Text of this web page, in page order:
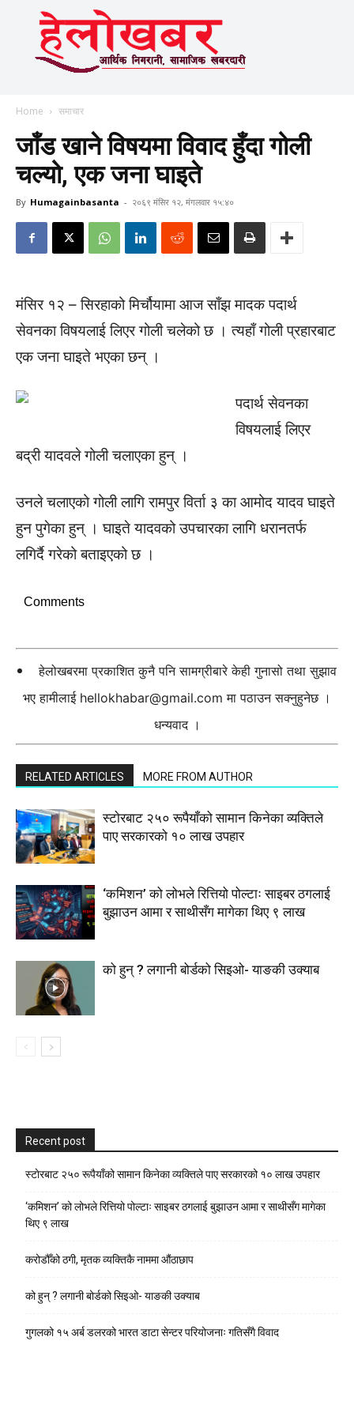
Home समाचार
जाँड खाने विषयमा विवाद हुँदा गोली
चल्यो, एक जना घाइते
By Humagainbasanta - २०६९ मंसिर १२, मंगलवार १५:४०
मंसिर १२ – सिरहाको मिर्चौयामा आज साँझ मादक पदार्थ
सेवनका विषयलाई लिएर गोली चलेको छ । त्यहाँ गोली प्रहारबाट
एक जना घाइते भएका छन् ।
पदार्थ सेवनका
विषयलाई लिएर
बद्री यादवले गोली चलाएका हुन् ।
उनले चलाएको गोली लागि रामपुर विर्ता ३ का आमोद यादव घाइते
हुन पुगेका हुन् । घाइते यादवको उपचारका लागि धरानतर्फ
लगिर्दै गरेको बताइएको छ ।
Comments
हेलोखबरमा प्रकाशित कुनै पनि सामग्रीबारे केही गुनासो तथा सुझाव
भए हामीलाई hellokhabar@gmail.com मा पठाउन सक्नुहुनेछ ।
धन्यवाद ।
RELATED ARTICLES MORE FROM AUTHOR
स्टाेरबाट २५० रूपैयाँको सामान किनेका व्यक्तिले
पाए सरकारको १० लाख उपहार
‘कमिशन’ को लोभले रित्तियो पोल्टाः साइबर ठगलाई
बुझाउन आमा र साथीसँग मागेका थिए ९ लाख
को हुन् ? लगानी बोर्डको सिइओ- याङकी उक्याब
Recent post
स्टाेरबाट २५० रूपैयाँको सामान किनेका व्यक्तिले पाए सरकारको १० लाख उपहार
‘कमिशन’ को लोभले रित्तियो पोल्टाः साइबर ठगलाई बुझाउन आमा र साथीसँग मागेका
थिए ९ लाख
करोडौँको ठगी, मृतक व्यक्तिकै नाममा औंठाछाप
को हुन् ? लगानी बोर्डको सिइओ- याङकी उक्याब
गुगलको १५ अर्ब डलरको भारत डाटा सेन्टर परियोजनाः गतिसँगै विवाद